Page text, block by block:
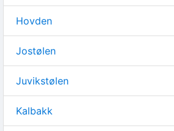
Hovden
Jostølen
Juvikstølen
Kalbakk